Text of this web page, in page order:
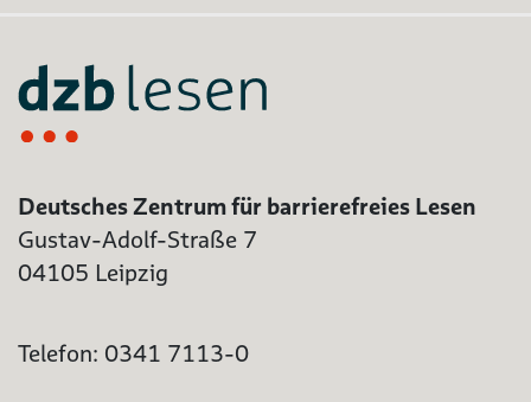
Deutsches Zentrum für barrierefreies Lesen
Gustav-Adolf-Straße 7
04105 Leipzig
Telefon: 0341 7113-0